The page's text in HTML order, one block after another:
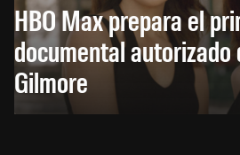
HBO Max prepara el
documental autorizado
Gilmore